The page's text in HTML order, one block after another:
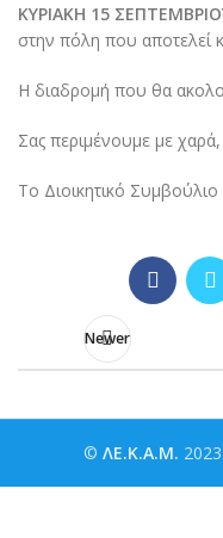
ΚΥΡΙΑΚΗ 15
στην πόλη που αποτελεί
Η διαδρομή που θα
Σας περιμένουμε με χαρά,
Το Διοικητικό
Newer
© ΛΕ.Κ.Α.Μ. 2023